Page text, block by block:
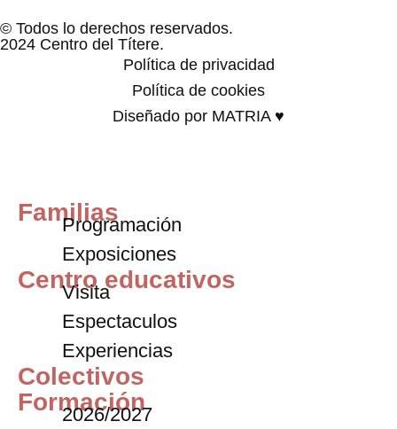
© Todos lo derechos reservados.
2024 Centro del Títere.
Política de privacidad
Política de cookies
Diseñado por MATRIA ♥
Familias
Programación
Exposiciones
Centro educativos
Visita
Espectaculos
Experiencias
Colectivos
Formación
2026/2027